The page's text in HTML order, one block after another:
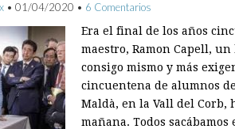
• 01/04/2020 • 6 Comentarios
Era el final de los años
maestro, Ramon Capell,
consigo mismo y más
cincuentena de alumnos
Maldà, en la Vall del Corb,
mañana. Todos